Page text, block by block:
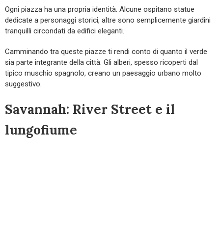
Ogni piazza ha una propria identità. Alcune ospitano statue
dedicate a personaggi storici, altre sono semplicemente giardini
tranquilli circondati da edifici eleganti.
Camminando tra queste piazze ti rendi conto di quanto il verde
sia parte integrante della città. Gli alberi, spesso ricoperti dal
tipico muschio spagnolo, creano un paesaggio urbano molto
suggestivo.
Savannah: River Street e il
lungofiume